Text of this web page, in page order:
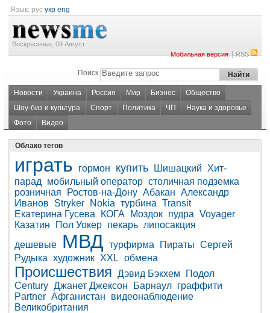
Язык: рус укр eng
Воскресенье, 09 Август
Мобильная версия|RSS
Поиск
Новости Украина Россия Мир Бизнес
Общество
Шоу-биз и культура
Спорт Политика ЧП
Наука и здоровье
Фото
Видео
Облако тегов
играть гормон купить Шишацкий
Хит-
парад
мобильный оператор столичная подземка
розничная
Ростов-на-Дону Абакан Александр
Иванов
Stryker Nokia турбина Transit
Екатерина Гусева
КОГА Моздок пудра Voyager
Казатин
Пол Уокер пекарь липосакция
дешевые
МВД турфирма Пираты Сергей
Рудыка художник XXL обмена
Происшествия Дэвид Бэкхем
Подол
Century Джанет Джексон Барнаул граффити
Partner Афганистан
видеонаблюдение
Великобритания